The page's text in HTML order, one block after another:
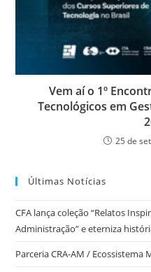
Vem aí o 1º
Tecnológicos em
25 de
Últimas Notícias
CFA lança coleção “Relatos
Administração” e eterniza
Parceria CRA-AM / Ecossistema